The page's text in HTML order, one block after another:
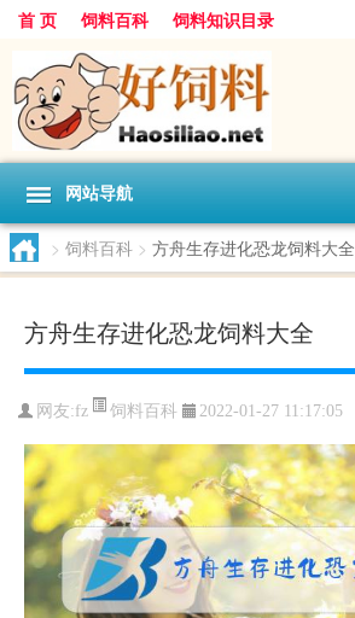
首 页 饲料百科 饲料知识目录
网站导航
> 饲料百科 > 方舟生存进化恐龙饲料大全
方舟生存进化恐龙饲料大全
网友:fz 饲料百科 2022-01-27 11:17:05